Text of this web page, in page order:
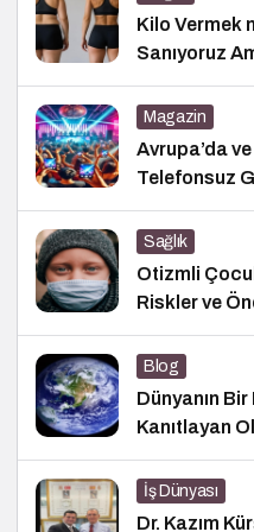
Kilo Vermek
Sanıyoruz
Magazin
Avrupa’da
Telefonsuz
Sağlık
Otizmli
Riskler ve
Blog
Dünyanın
Kanıtlayan
İş Dünyası
Dr. Kazım